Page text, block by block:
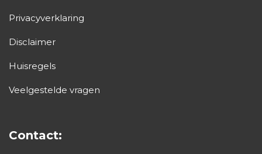
Privacyverklaring
Disclaimer
Huisregels
Veelgestelde vragen
Contact: